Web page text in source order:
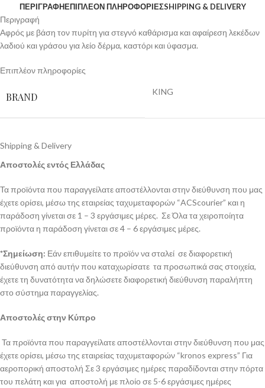
ΠΕΡΙΓΡΑΦΉΕΠΙΠΛΈΟΝ ΠΛΗΡΟΦΟΡΊΕΣSHIPPING & DELIVERY
Περιγραφή
Αφρός με βάση τον πυρίτη για στεγνό καθάρισμα και αφαίρεση λεκέδων
λαδιού και γράσου για λείο δέρμα, καστόρι και ύφασμα.
Επιπλέον πληροφορίες
BRAND KING
Shipping & Delivery
Αποστολές εντός Ελλάδας
Τα προϊόντα που παραγγείλατε αποστέλλονται στην διεύθυνση που μας
έχετε ορίσει, μέσω της εταιρείας ταχυμεταφορών “ACScourier” και η
παράδοση γίνεται σε 1 – 3 εργάσιμες μέρες. Σε Όλα τα χειροποίητα
προϊόντα η παράδοση γίνεται σε 4 – 6 εργάσιμες μέρες.
*Σημείωση: Εάν επιθυμείτε το προϊόν να σταλεί σε διαφορετική
διεύθυνση από αυτήν που καταχωρίσατε τα προσωπικά σας στοιχεία,
έχετε τη δυνατότητα να δηλώσετε διαφορετική διεύθυνση παραλήπτη
στο σύστημα παραγγελίας.
Αποστολές στην Κύπρο
Τα προϊόντα που παραγγείλατε αποστέλλονται στην διεύθυνση που μας
έχετε ορίσει, μέσω της εταιρείας ταχυμεταφορών “kronos express” Για
αεροπορική αποστολή Σε 3 εργάσιμες ημέρες παραδίδονται στην πόρτα
του πελάτη και για αποστολή με πλοίο σε 5-6 εργάσιμες ημέρες